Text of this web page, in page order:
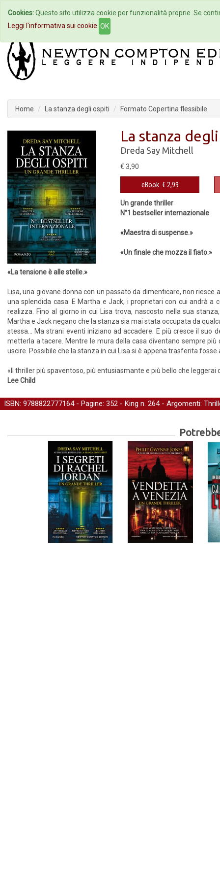
Home Autori Eventi
Home La stanza degli ospiti Formato Copertina flessibile
La stanza
Dreda Say Mitchell
€ 3,90
eBook € 2,99
Un grande thriller
N°1 bestseller internazionale
«Maestra di suspense.»
«Un finale che mozza il fiato.»
«La tensione è alle stelle.»
Lisa, una giovane donna con un passato da dimenticare, non
una splendida casa. E Martha e Jack, i proprietari con cui andrà
realizza. Fino al giorno in cui Lisa trova, nascosto nella sua
Martha e Jack negano che la stanza sia mai stata occupata da
stessa… Ma strani eventi iniziano ad accadere. E più cresce il suo
metterla a tacere. Mentre le mura della casa diventano sempre
uscire. Possibile che la stanza in cui Lisa si è appena trasferita
«Il thriller più spaventoso, più entusiasmante e più bello che leggerai
Lee Child
ISBN: 9788822777164 - Pagine: 352 - King n. 264 - Argomenti:
Cookies:Questo sito utilizza cookie per funzionalità proprie. Se
Leggi l'informativa sui cookie OK